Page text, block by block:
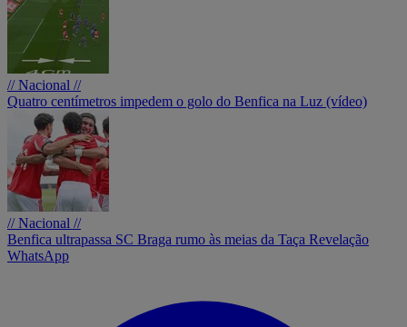
// Nacional //
Quatro centímetros impedem o golo do Benfica na Luz (vídeo)
// Nacional //
Benfica ultrapassa SC Braga rumo às meias da Taça Revelação
WhatsApp